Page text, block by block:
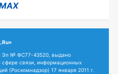
Эл № ФС77-43520, выдано
связи, информационных
(Роскомнадзор) 17 января 2011 г.